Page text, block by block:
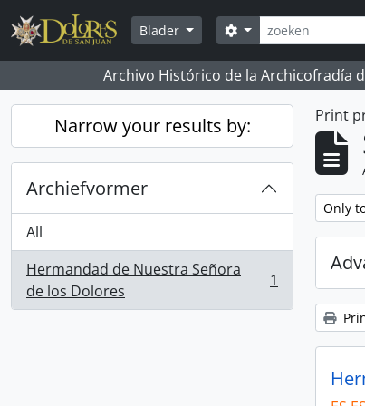
Skip to main content
Blader
zoeken
Search options
Archivo Histórico de la Archicofradía
Narrow your results by:
Archiefvormer
All
Hermandad de Nuestra Señora
de los Dolores
, 1 results 1
Print
Only